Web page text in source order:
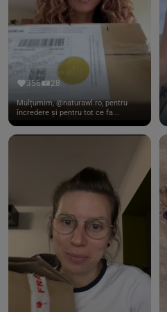
356 28
Mulțumim, @naturawl.ro, pentru
încredere și pentru tot ce fa...